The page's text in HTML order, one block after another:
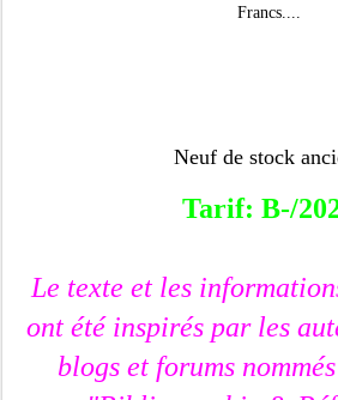
Francs....
Neuf de stock
Tarif: B-/
Le texte et les
ont été inspirés par les
blogs et forums